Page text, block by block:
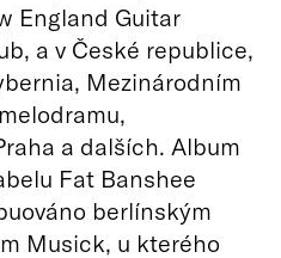
England Guitar
a v České republice,
Mezinárodním
a dalších. Album
Fat Banshee
berlínským
Musick, u kterého